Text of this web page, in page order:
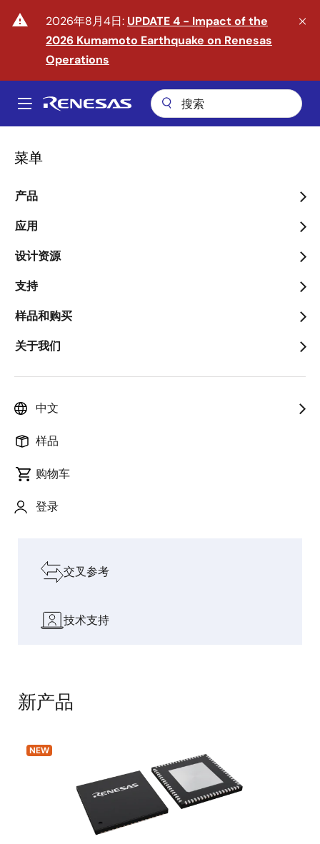
warning 2026年8月4日: UPDATE 4 - Impact of the
2026 Kumamoto Earthquake on Renesas
Operations
Main
菜单
产品
应用
设计资源
支持
样品和购买
关于我们
中文
样品
购物车
登录
迈入物理 AI 时代
了解更多
以创新赋能人
增长
时代
电磁炉灶
的桥梁
pause
软件和工具
交叉参考
技术支持
新产品
NEW